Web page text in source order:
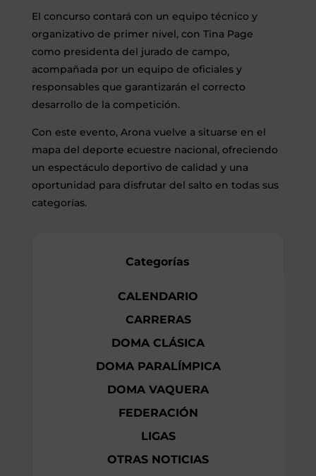
El concurso contará con un equipo técnico y
organizativo de primer nivel, con Tina Page
como presidenta del jurado de campo,
acompañada por un equipo de oficiales y
responsables que garantizarán el correcto
desarrollo de la competición.
Con este evento, Arona vuelve a situarse en el
mapa del deporte ecuestre nacional, ofreciendo
un espectáculo deportivo de calidad y una
oportunidad para disfrutar del salto en todas sus
categorías.
Categorías
CALENDARIO
CARRERAS
DOMA CLÁSICA
DOMA PARALÍMPICA
DOMA VAQUERA
FEDERACIÓN
LIGAS
OTRAS NOTICIAS